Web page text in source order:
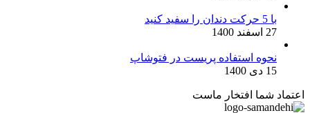
با 5 حرکت دندان را سفید کنید
27 اسفند 1400
نحوه استفاده پریست در فتوشاپ
15 دی 1400
اعتماد شما افتخار ماست